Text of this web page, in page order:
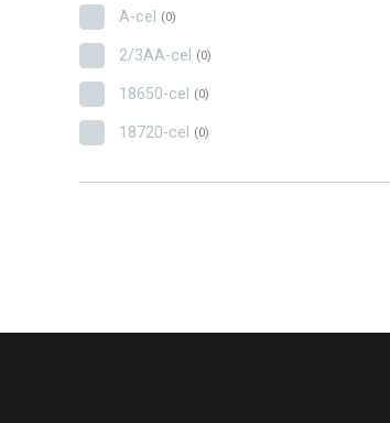
A-cel (0)
2/3AA-cel (0)
18650-cel (0)
18720-cel (0)